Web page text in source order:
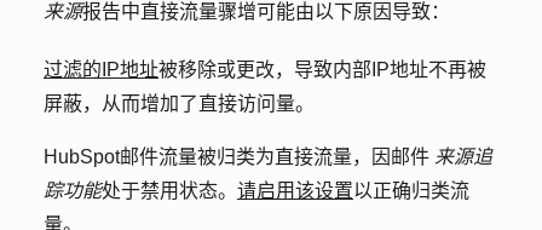
来源报告中直接流量骤增可能由以下原因导致：
过滤的IP地址被移除或更改，导致内部IP地址不再被
屏蔽，从而增加了直接访问量。
HubSpot邮件流量被归类为直接流量，因邮件 来源追
踪功能处于禁用状态。 请启用该设置以正确归类流
量。